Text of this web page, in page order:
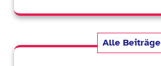
Alle Beiträge